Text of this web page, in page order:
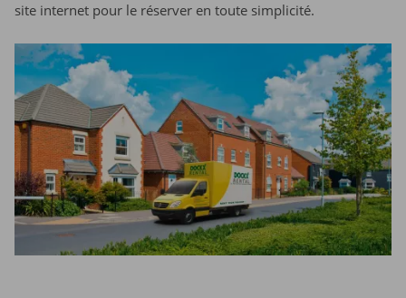
site internet pour le réserver en toute simplicité.